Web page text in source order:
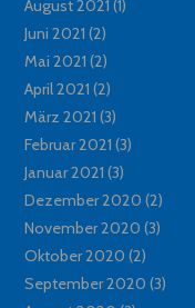
August 2021 (1)
Juni 2021 (2)
Mai 2021 (2)
April 2021 (2)
März 2021 (3)
Februar 2021 (3)
Januar 2021 (3)
Dezember 2020 (2)
November 2020 (3)
Oktober 2020 (2)
September 2020 (3)